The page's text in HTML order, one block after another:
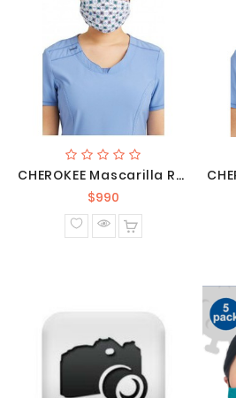
CHEROKEE Mascarilla Reversible CK508 LISN1
$990
normal